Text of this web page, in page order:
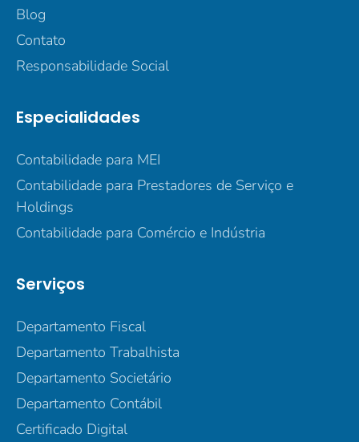
Blog
Contato
Responsabilidade Social
Especialidades
Contabilidade para MEI
Contabilidade para Prestadores de Serviço e
Holdings
Contabilidade para Comércio e Indústria
Serviços
Departamento Fiscal
Departamento Trabalhista
Departamento Societário
Departamento Contábil
Certificado Digital